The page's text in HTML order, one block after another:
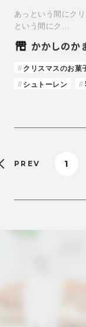
あっという間にク
という間にク…
かかしのか
クリスマスのお菓
シュトーレン
PREV 1